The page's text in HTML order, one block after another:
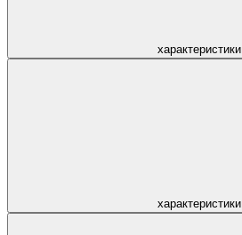
характеристики
характеристики